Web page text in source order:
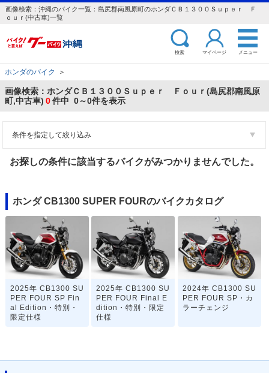
画像検索：沖縄のバイク一覧：島尻郡南風原町のホンダＣＢ１３００Ｓｕｐｅｒ Ｆ
ｏｕｒ(中古車)一覧
検索 マイページ メニュー
ホンダのバイク ＞
画像検索：ホンダＣＢ１３００Ｓｕｐｅｒ Ｆｏｕｒ(島尻郡南風原
町,中古車) 0件中 0～0件を表示
条件を指定して絞り込み
お探しの条件に該当するバイクがみつかりませんでした。
ホンダ CB1300 SUPER FOURのバイクカタログ
2025年 CB1300 SU
PER FOUR SP Fin
al Edition・特別・
限定仕様
2025年 CB1300 SU
PER FOUR Final E
dition・特別・限定
仕様
2024年 CB1300 SU
PER FOUR SP・カ
ラーチェンジ